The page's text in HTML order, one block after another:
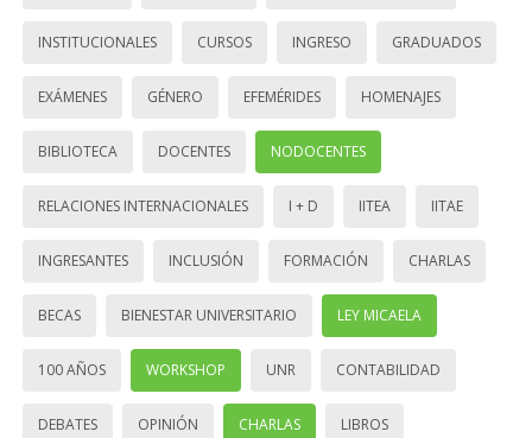
INSTITUCIONALES CURSOS INGRESO GRADUADOS
EXÁMENES GÉNERO EFEMÉRIDES HOMENAJES
BIBLIOTECA DOCENTES NODOCENTES
RELACIONES INTERNACIONALES I + D IITEA IITAE
INGRESANTES INCLUSIÓN FORMACIÓN CHARLAS
BECAS BIENESTAR UNIVERSITARIO LEY MICAELA
100 AÑOS WORKSHOP UNR CONTABILIDAD
DEBATES OPINIÓN CHARLAS LIBROS